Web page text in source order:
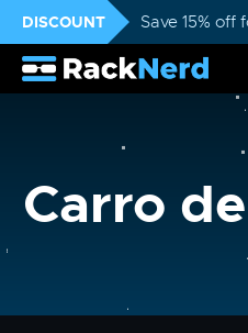
DISCOUNT Save 15%
Carro